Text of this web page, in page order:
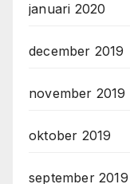
januari 2020
december 2019
november 2019
oktober 2019
september 2019